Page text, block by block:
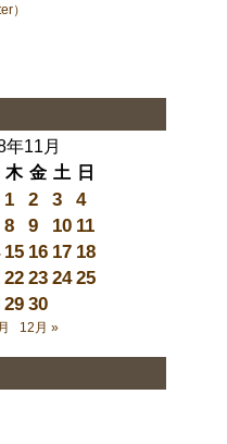
）
年11月
木 金 土 日
1 2 3
4
8 9 10 11
15 16 17 18
22 23 24 25
29 30
12月 »